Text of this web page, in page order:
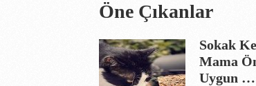
Öne Çıkanlar
Sokak
Mama
Uygun …